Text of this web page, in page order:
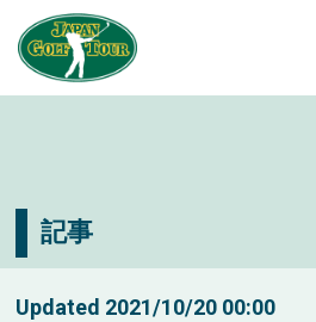
記事
Updated 2021/10/20 00:00